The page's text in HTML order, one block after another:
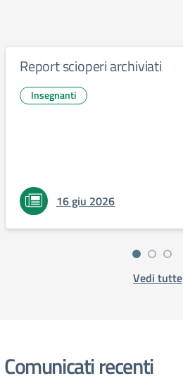
Report scioperi archiviati
Insegnanti
16 giu 2026
Vedi tutte
Comunicati recenti